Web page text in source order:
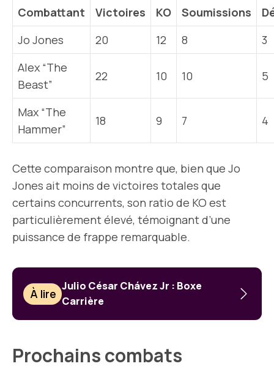
Combattant Victoires KO Soumissions
Jo Jones
20 12 8
3
Alex “The
Beast”
22 10 10 5
Max “The
Hammer”
18 9 7 4
Cette comparaison montre que, bien que Jo
Jones ait moins de victoires totales que
certains concurrents, son ratio de KO est
particulièrement élevé, témoignant d’une
puissance de frappe remarquable.
À lire
Julio César Chávez Jr : Boxe
Carrière
Prochains combats